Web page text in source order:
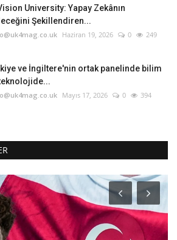
University: Yapay Zekânın
Şekillendiren...
Haziran 19, 2026 0 249
ve İngiltere'nin ortak panelinde bilim
Mayıs 17, 2026 0 394